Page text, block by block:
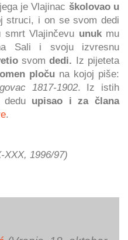
je Vlajinac školovao u
struci, i on se svom dedi
smrt Vlajinčevu unukmu
Sali i svoju izvresnu
svomdedi. Iz pijeteta
ploču na kojoj piše:
1817-1902. Iz istih
dedu upisao i za člana
.
1996/97)